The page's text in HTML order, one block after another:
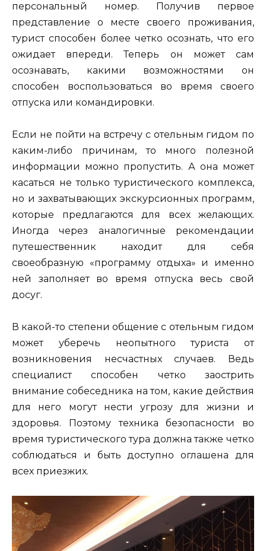
персональный номер. Получив первое
представление о месте своего проживания,
турист способен более четко осознать, что его
ожидает впереди. Теперь он может сам
осознавать, какими возможностями он
способен воспользоваться во время своего
отпуска или командировки.
Если не пойти на встречу с отельным гидом по
каким-либо причинам, то много полезной
информации можно пропустить. А она может
касаться не только туристического комплекса,
но и захватывающих экскурсионных программ,
которые предлагаются для всех желающих.
Иногда через аналогичные рекомендации
путешественник находит для себя
своеобразную «программу отдыха» и именно
ней заполняет во время отпуска весь свой
досуг.
В какой-то степени общение с отельным гидом
может уберечь неопытного туриста от
возникновения несчастных случаев. Ведь
специалист способен четко заострить
внимание собеседника на том, какие действия
для него могут нести угрозу для жизни и
здоровья. Поэтому техника безопасности во
время туристического тура должна также четко
соблюдаться и быть доступно оглашена для
всех приезжих.